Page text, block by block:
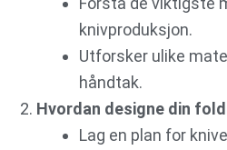
knivproduksjon.
Utforsker ulike
håndtak.
Hvordan designe din
Lag en plan for